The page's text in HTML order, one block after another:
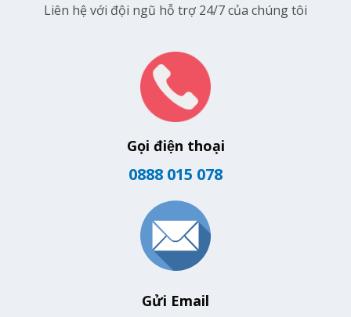
Liên hệ với đội ngũ hỗ trợ 24/7 của chúng tôi
Gọi điện thoại
0888 015 078
Gửi Email